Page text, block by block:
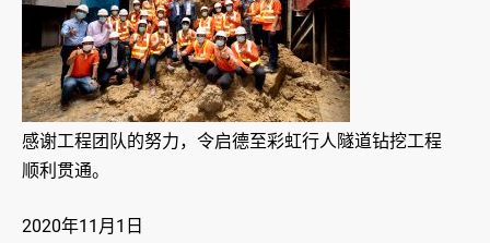
感谢工程团队的努力，令启德至彩虹行人隧道钻挖工程
顺利贯通。
2020年11月1日